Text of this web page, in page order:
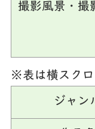
撮影風景・撮
※表は横スクロ
ジャン